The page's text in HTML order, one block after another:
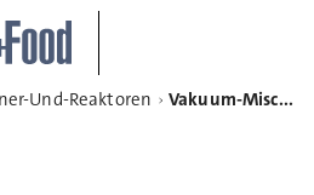
Und-Reaktoren Vakuum-Mischtrockner und Reaktoren